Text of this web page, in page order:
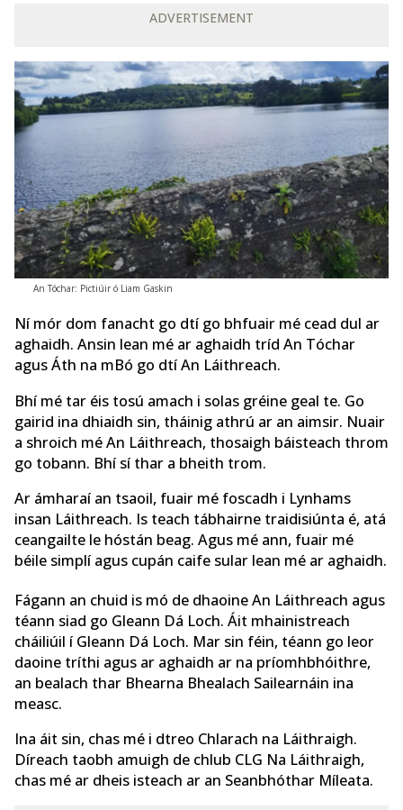
ADVERTISEMENT
An Tóchar: Pictiúir ó Liam Gaskin
Ní mór dom fanacht go dtí go bhfuair mé cead dul ar
aghaidh. Ansin lean mé ar aghaidh tríd An Tóchar
agus Áth na mBó go dtí An Láithreach.
Bhí mé tar éis tosú amach i solas gréine geal te. Go
gairid ina dhiaidh sin, tháinig athrú ar an aimsir. Nuair
a shroich mé An Láithreach, thosaigh báisteach throm
go tobann. Bhí sí thar a bheith trom.
Ar ámharaí an tsaoil, fuair mé foscadh i Lynhams
insan Láithreach. Is teach tábhairne traidisiúnta é, atá
ceangailte le hóstán beag. Agus mé ann, fuair mé
béile simplí agus cupán caife sular lean mé ar aghaidh.
Fágann an chuid is mó de dhaoine An Láithreach agus
téann siad go Gleann Dá Loch. Áit mhainistreach
cháiliúil í Gleann Dá Loch. Mar sin féin, téann go leor
daoine tríthi agus ar aghaidh ar na príomhbhóithre,
an bealach thar Bhearna Bhealach Sailearnáin ina
measc.
Ina áit sin, chas mé i dtreo Chlarach na Láithraigh.
Díreach taobh amuigh de chlub CLG Na Láithraigh,
chas mé ar dheis isteach ar an Seanbhóthar Míleata.